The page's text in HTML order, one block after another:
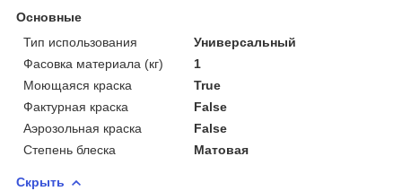
Основные
Тип использования
Универсальный
Фасовка материала (кг)
1
Моющаяся краска
True
Фактурная краска
False
Аэрозольная краска
False
Степень блеска
Матовая
Скрыть